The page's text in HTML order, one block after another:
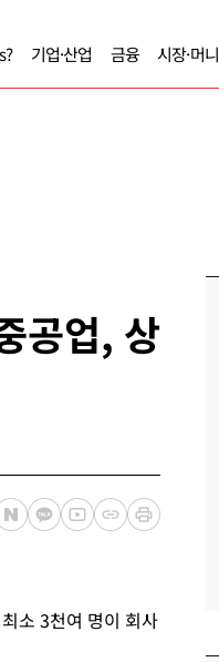
기업·산업 금융 시장·머니
공업, 상
소 3천여 명이 회사